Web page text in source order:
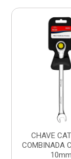
CHAVE
COMBINADA
10mm